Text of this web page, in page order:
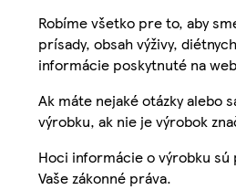
Robíme všetko pre to, aby
prísady, obsah výživy,
informácie poskytnuté na
Ak máte nejaké otázky alebo
výrobku, ak nie je výrobok
Hoci informácie o výrobku sú
Vaše zákonné práva.